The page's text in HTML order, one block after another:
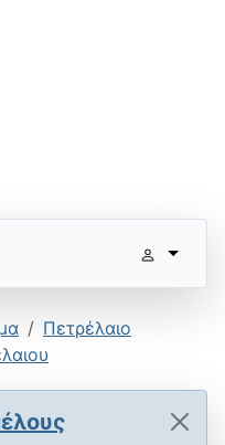
Πετρέλαιο